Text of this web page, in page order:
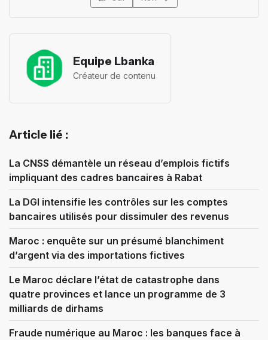
Equipe Lbanka
Créateur de contenu
Article lié :
La CNSS démantèle un réseau d’emplois fictifs
impliquant des cadres bancaires à Rabat
La DGI intensifie les contrôles sur les comptes
bancaires utilisés pour dissimuler des revenus
Maroc : enquête sur un présumé blanchiment
d’argent via des importations fictives
Le Maroc déclare l’état de catastrophe dans
quatre provinces et lance un programme de 3
milliards de dirhams
Fraude numérique au Maroc : les banques face à